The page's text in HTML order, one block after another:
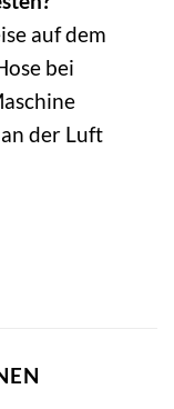
auf dem
bei
der Luft